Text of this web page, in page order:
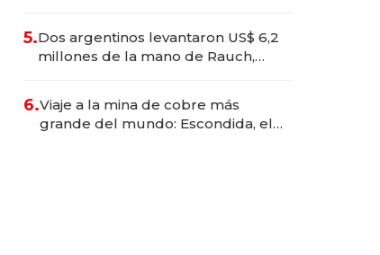
transformadoras
5.Dos argentinos levantaron US$ 6,2
millones de la mano de Rauch,
6.Viaje a la mina de cobre más
grande del mundo: Escondida, el